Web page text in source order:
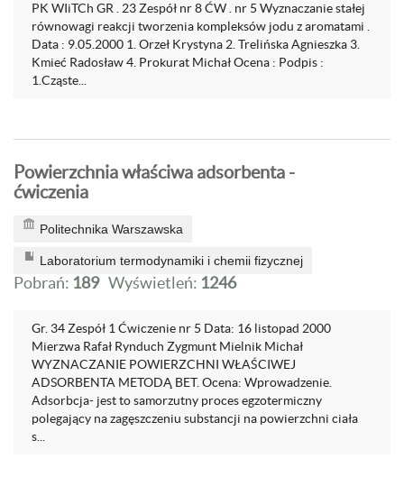
PK WIiTCh GR . 23 Zespół nr 8 ĆW . nr 5 Wyznaczanie stałej
równowagi reakcji tworzenia kompleksów jodu z aromatami .
Data : 9.05.2000 1. Orzeł Krystyna 2. Trelińska Agnieszka 3.
Kmieć Radosław 4. Prokurat Michał Ocena : Podpis :
1.Cząste...
Powierzchnia właściwa adsorbenta -
ćwiczenia
Politechnika Warszawska
Laboratorium termodynamiki i chemii fizycznej
Pobrań: 189 Wyświetleń: 1246
Gr. 34 Zespół 1 Ćwiczenie nr 5 Data: 16 listopad 2000
Mierzwa Rafał Rynduch Zygmunt Mielnik Michał
WYZNACZANIE POWIERZCHNI WŁAŚCIWEJ
ADSORBENTA METODĄ BET. Ocena: Wprowadzenie.
Adsorbcja- jest to samorzutny proces egzotermiczny
polegający na zagęszczeniu substancji na powierzchni ciała
s...